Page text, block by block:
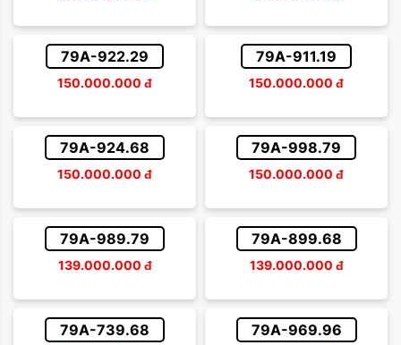
79A-922.29
150.000.000 đ
79A-911.19
150.000.000 đ
79A-924.68
150.000.000 đ
79A-998.79
150.000.000 đ
79A-989.79
139.000.000 đ
79A-899.68
139.000.000 đ
79A-739.68 79A-969.96